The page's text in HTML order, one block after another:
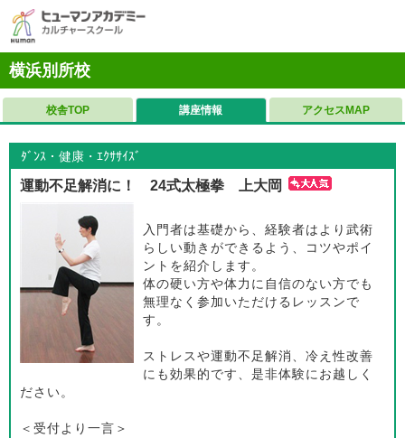
横浜別所校
校舎TOP 講座情報 アクセスMAP
ﾀﾞﾝｽ・健康・ｴｸｻｻｲｽﾞ
運動不足解消に！ 24式太極拳 上大岡
入門者は基礎から、経験者はより武術
らしい動きができるよう、コツやポイ
ントを紹介します。
体の硬い方や体力に自信のない方でも
無理なく参加いただけるレッスンで
す。
ストレスや運動不足解消、冷え性改善
にも効果的です、是非体験にお越しく
ださい。
＜受付より一言＞